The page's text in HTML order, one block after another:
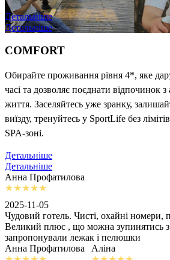
Детальніше
Детальніше
COMFORT
Обирайте проживання рівня 4*, яке
часі та дозволяє поєднати відпочинок
життя. Заселяйтесь уже зранку,
виїзду, тренуйтесь у SportLife без
SPA-зоні.
Детальніше
Детальніше
Анна Профатилова
2025-11-05
Чудовий готель. Чисті, охайні номери,
Великий плюс , що можна зупинятись з
запропонували лежак і пелюшки
Анна Профатилова
Аліна